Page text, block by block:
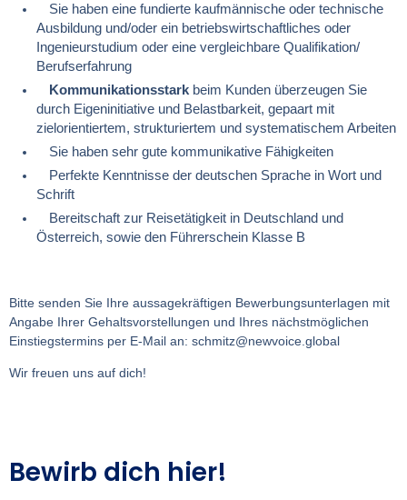
Sie haben eine fundierte kaufmännische oder technische
Ausbildung und/oder ein betriebswirtschaftliches oder
Ingenieurstudium oder eine vergleichbare Qualifikation/
Berufserfahrung
Kommunikationsstark beim Kunden überzeugen Sie
durch Eigeninitiative und Belastbarkeit, gepaart mit
zielorientiertem, strukturiertem und systematischem Arbeiten
Sie haben sehr gute kommunikative Fähigkeiten
Perfekte Kenntnisse der deutschen Sprache in Wort und
Schrift
Bereitschaft zur Reisetätigkeit in Deutschland und
Österreich, sowie den Führerschein Klasse B
Bitte senden Sie Ihre aussagekräftigen Bewerbungsunterlagen mit
Angabe Ihrer Gehaltsvorstellungen und Ihres nächstmöglichen
Einstiegstermins per E-Mail an: schmitz@newvoice.global
Wir freuen uns auf dich!
Bewirb dich hier!